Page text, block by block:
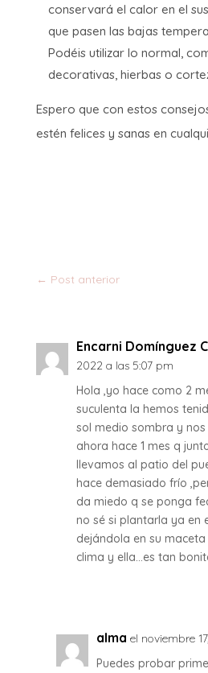
conservará el calor en el
que pasen las bajas
Podéis utilizar lo normal,
decorativas, hierbas o
Espero que con estos
estén felices y sanas en
← Post anterior
Encarni Domínguez
2022 a las 5:07 pm
Hola ,yo hace como 2
suculenta la hemos
sol medio sombra y nos
ahora hace 1 mes q
llevamos al patio del
hace demasiado frío
da miedo q se ponga
no sé si plantarla ya en
dejándola en su
clima y ella…es tan
alma el noviembre
Puedes probar